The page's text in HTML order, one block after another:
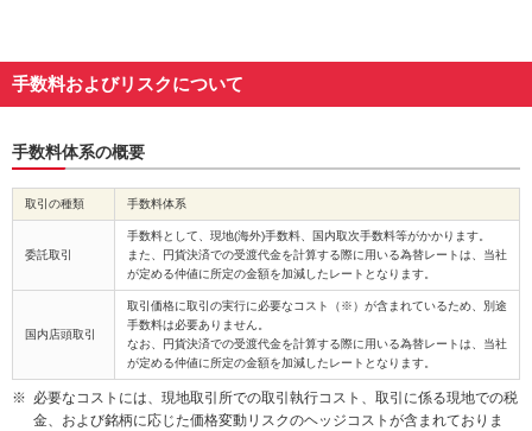
手数料およびリスクについて
手数料体系の概要
取引の種類 手数料体系
委託取引
手数料として、現地(海外)手数料、国内取次手数料等がかかります。
また、円貨決済での受渡代金を計算する際に用いる為替レートは、当社
が定める仲値に所定の金額を加減したレートとなります。
国内店頭取引
取引価格に取引の実行に必要なコスト（※）が含まれているため、別途
手数料は必要ありません。
なお、円貨決済での受渡代金を計算する際に用いる為替レートは、当社
が定める仲値に所定の金額を加減したレートとなります。
必要なコストには、現地取引所での取引執行コスト、取引に係る現地での税
金、および銘柄に応じた価格変動リスクのヘッジコストが含まれておりま